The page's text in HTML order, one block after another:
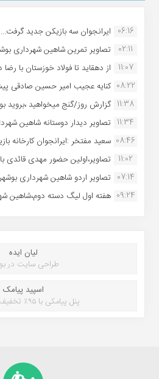
06:16 ایرانجوان سه بازیکن جدید گرفت...
02:11
تصاویر تمرین شاهین شهردارى
11:07
از دهقاید تا فولاد خوزستان با
08:22 کنایه عجیب امیر حسین صادقی
11:38 گزارش روز/گنج میخواهید ،بروید
11:34 تصاویر دیدار دوستانه شاهین
08:46 سعید مفتخر :ایرانجوان کارخانه
11:02
تصاویر،اولین حضور مهدی قائدی
07:14 تصاویر اردو شاهین شهرداری
09:24 هفته اول لیگ دسته دوم،شاهین
لیان ایده
طراحی سایت در
اسپید پیامک
پنل پیامکی با ۹۵٪ تخفیف خرید پنل